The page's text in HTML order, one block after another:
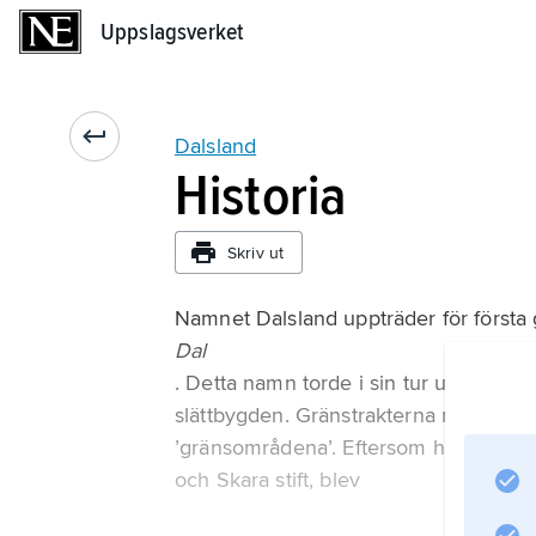
Uppslagsverket
Dalsland
Historia
Skriv ut
Namnet Dalsland uppträder för
Dal
. Detta namn torde i sin tur
slättbygden. Gränstrakterna mellan
’gränsområdena’. Eftersom hela
och Skara stift, blev